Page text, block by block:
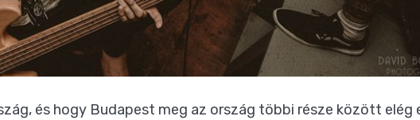
és hogy Budapest meg az ország többi része között elég